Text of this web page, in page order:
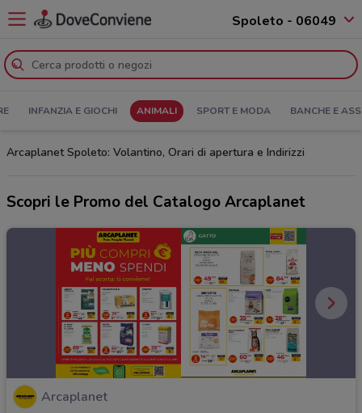
Spoleto - 06049
INFANZIA E GIOCHI ANIMALI SPORT E MODA BANCHE E
Arcaplanet Spoleto: Volantino, Orari di apertura e Indirizzi
Scopri le Promo del Catalogo Arcaplanet
Arcaplanet